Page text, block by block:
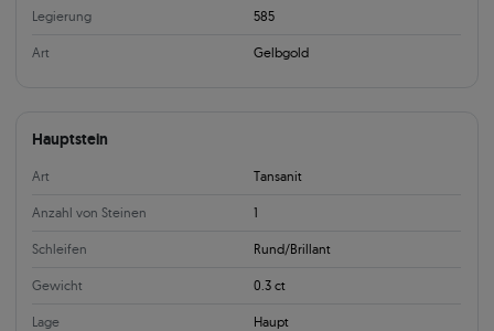
Legierung 585
Art Gelbgold
Hauptstein
Art Tansanit
Anzahl von Steinen 1
Schleifen Rund/Brillant
Gewicht 0.3 ct
Lage Haupt